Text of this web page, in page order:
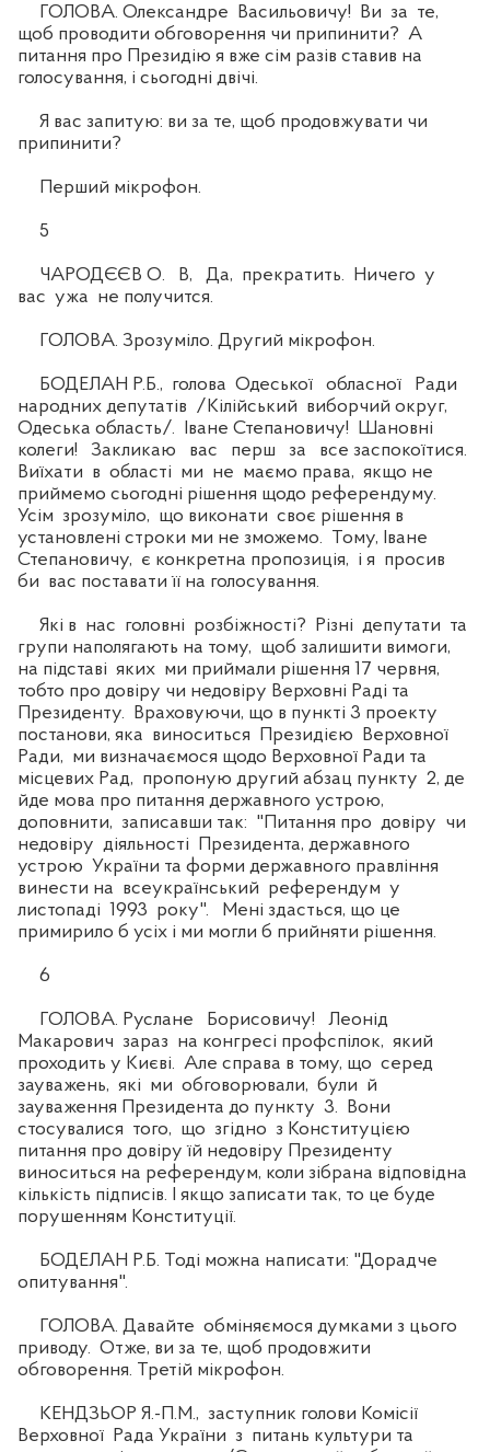
ГОЛОВА. Олександре Васильовичу! Ви за те,
щоб проводити обговорення чи припинити? А
питання про Президію я вже сім разів ставив на
голосування, і сьогодні двічі.
Я вас запитую: ви за те, щоб продовжувати чи
припинити?
Перший мікрофон.
5
ЧАРОДЄЄВ О. В, Да, прекратить. Ничего у
вас ужа не получится.
ГОЛОВА. Зрозуміло. Другий мікрофон.
БОДЕЛАН Р.Б., голова Одеської обласної Ради
народних депутатів /Кілійський виборчий округ,
Одеська область/. Іване Степановичу! Шановні
колеги! Закликаю вас перш за все заспокоїтися.
Виїхати в області ми не маємо права, якщо не
приймемо сьогодні рішення щодо референдуму.
Усім зрозуміло, що виконати своє рішення в
установлені строки ми не зможемо. Тому, Іване
Степановичу, є конкретна пропозиція, і я просив
би вас поставати її на голосування.
Які в нас головні розбіжності? Різні депутати та
групи наполягають на тому, щоб залишити вимоги,
на підставі яких ми приймали рішення 17 червня,
тобто про довіру чи недовіру Верховні Раді та
Президенту. Враховуючи, що в пункті 3 проекту
постанови, яка виноситься Президією Верховної
Ради, ми визначаємося щодо Верховної Ради та
місцевих Рад, пропоную другий абзац пункту 2, де
йде мова про питання державного устрою,
доповнити, записавши так: "Питання про довіру чи
недовіру діяльності Президента, державного
устрою України та форми державного правління
винести на всеукраїнський референдум у
листопаді 1993 року". Мені здасться, що це
примирило б усіх і ми могли б прийняти рішення.
6
ГОЛОВА. Руслане Борисовичу! Леонід
Макарович зараз на конгресі профспілок, який
проходить у Києві. Але справа в тому, що серед
зауважень, які ми обговорювали, були й
зауваження Президента до пункту 3. Вони
стосувалися того, що згідно з Конституцією
питання про довіру їй недовіру Президенту
виноситься на референдум, коли зібрана відповідна
кількість підписів. І якщо записати так, то це буде
порушенням Конституції.
БОДЕЛАН Р.Б. Тоді можна написати: "Дорадче
опитування".
ГОЛОВА. Давайте обміняємося думками з цього
приводу. Отже, ви за те, щоб продовжити
обговорення. Третій мікрофон.
КЕНДЗЬОР Я.-П.М., заступник голови Комісії
Верховної Рада України з питань культури та